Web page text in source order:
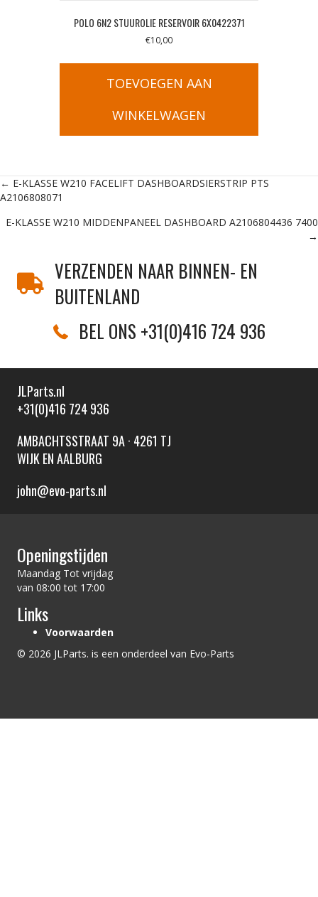
POLO 6N2 STUUROLIE RESERVOIR 6X0422371
€10,00
TOEVOEGEN AAN
WINKELWAGEN
Posts
navigation
← E-KLASSE W210 FACELIFT DASHBOARDSIERSTRIP PTS
A2106808071
E-KLASSE W210 MIDDENPANEEL DASHBOARD A2106804436 7400
→
VERZENDEN NAAR BINNEN- EN
BUITENLAND
BEL ONS +31(0)416 724 936
JLParts.nl
+31(0)416 724 936
AMBACHTSSTRAAT 9A · 4261 TJ
WIJK EN AALBURG
john@evo-parts.nl
Openingstijden
Maandag Tot vrijdag
van 08:00 tot 17:00
Links
Voorwaarden
© 2026 JLParts. is een onderdeel van Evo-Parts